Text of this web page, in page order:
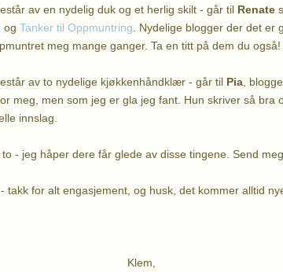
av en nydelig duk og et herlig skilt - går til Renate
og Tanker til Oppmuntring . Nydelige blogger der det
meg mange ganger. Ta en titt på dem du også!
av to nydelige kjøkkenhåndklær - går til Pia ,
meg, men som jeg er gla jeg fant. Hun skriver så bra
innslag.
- jeg håper dere får glede av disse tingene. Send
takk for alt engasjement, og husk, det kommer alltid